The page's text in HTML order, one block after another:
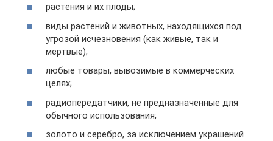
растения и их плоды;
виды растений и животных, находящихся под
угрозой исчезновения (как живые, так и
мертвые);
любые товары, вывозимые в коммерческих
целях;
радиопередатчики, не предназначенные для
обычного использования;
золото и серебро, за исключением украшений